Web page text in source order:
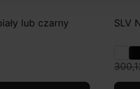
lub czarny
SLV